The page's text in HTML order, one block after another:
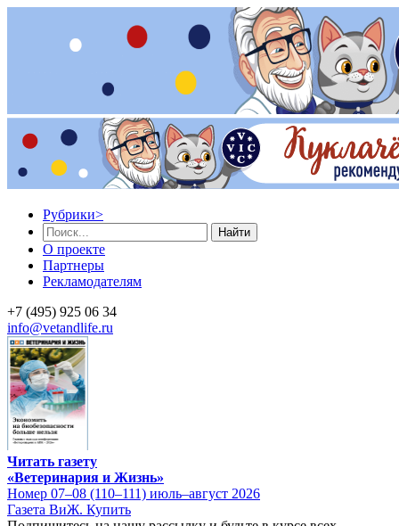
Рубрики>
Найти
О проекте
Партнеры
Рекламодателям
+7 (495) 925 06 34
info@vetandlife.ru
Читать газету
«Ветеринария и Жизнь»
Номер 07–08 (110–111) июль–август 2026
Газета ВиЖ. Купить